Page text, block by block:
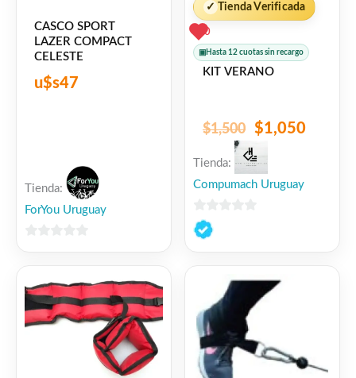
CASCO SPORT
LAZER COMPACT
CELESTE
u$s47
Tienda:
ForYou Uruguay
5
✓ Tienda Verificada
0
▣ Hasta 12 cuotas sin recargo
KIT VERANO
$1,500 $1,050
Tienda:
Compumach Uruguay
0
de